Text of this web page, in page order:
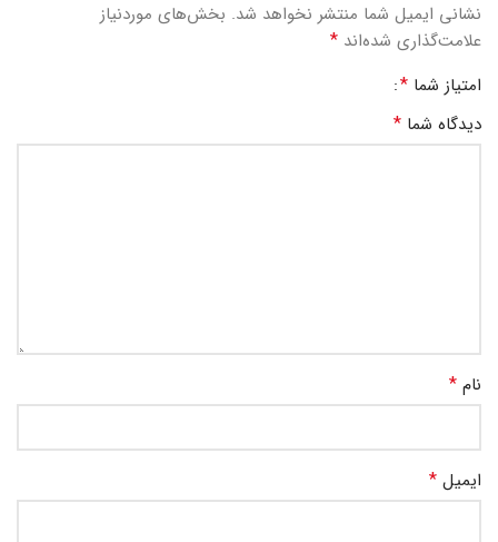
نشانی ایمیل شما منتشر نخواهد شد. بخش‌های موردنیاز
علامت‌گذاری شده‌اند *
امتیاز شما *
دیدگاه شما *
نام *
ایمیل *